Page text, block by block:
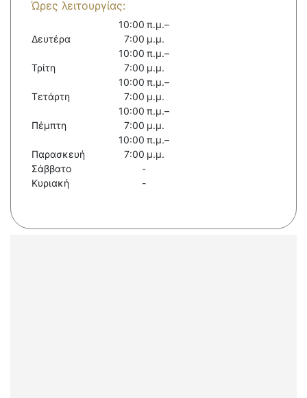
Ώρες λειτουργίας:
Δευτέρα
10:00 π.μ.–
7:00 μ.μ.
Τρίτη
10:00 π.μ.–
7:00 μ.μ.
Τετάρτη
10:00 π.μ.–
7:00 μ.μ.
Πέμπτη
10:00 π.μ.–
7:00 μ.μ.
Παρασκευή
10:00 π.μ.–
7:00 μ.μ.
Σάββατο
-
Κυριακή
-